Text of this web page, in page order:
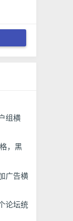
组横
，黑
广告横
论坛统